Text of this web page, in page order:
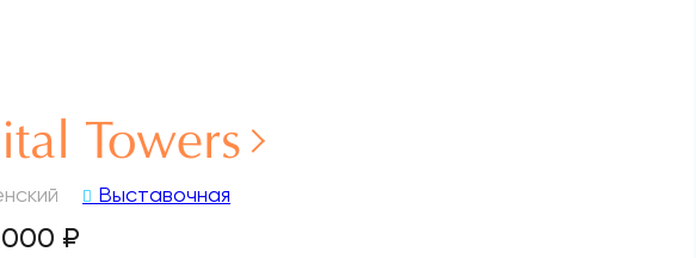
Towers
Выставочная
000 ₽